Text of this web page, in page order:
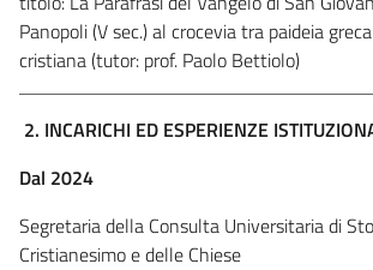
Panopoli (V sec.) al crocevia tra paideia
cristiana (tutor: prof. Paolo Bettiolo)
2. INCARICHI ED ESPERIENZE
Dal 2024
Segretaria della Consulta Universitaria di
Cristianesimo e delle Chiese